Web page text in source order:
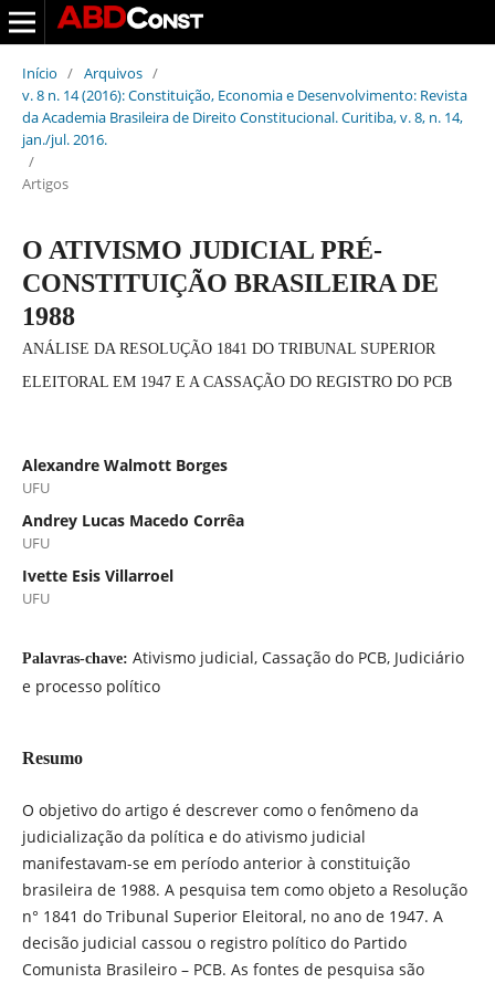
Início / Arquivos /
v. 8 n. 14 (2016): Constituição, Economia e Desenvolvimento: Revista
da Academia Brasileira de Direito Constitucional. Curitiba, v. 8, n. 14,
jan./jul. 2016.
/
Artigos
O ATIVISMO JUDICIAL PRÉ-
CONSTITUIÇÃO BRASILEIRA DE
1988
ANÁLISE DA RESOLUÇÃO 1841 DO TRIBUNAL SUPERIOR
ELEITORAL EM 1947 E A CASSAÇÃO DO REGISTRO DO PCB
Alexandre Walmott Borges
UFU
Andrey Lucas Macedo Corrêa
UFU
Ivette Esis Villarroel
UFU
Palavras-chave: Ativismo judicial, Cassação do PCB, Judiciário
e processo político
Resumo
O objetivo do artigo é descrever como o fenômeno da
judicialização da política e do ativismo judicial
manifestavam-se em período anterior à constituição
brasileira de 1988. A pesquisa tem como objeto a Resolução
n° 1841 do Tribunal Superior Eleitoral, no ano de 1947. A
decisão judicial cassou o registro político do Partido
Comunista Brasileiro – PCB. As fontes de pesquisa são